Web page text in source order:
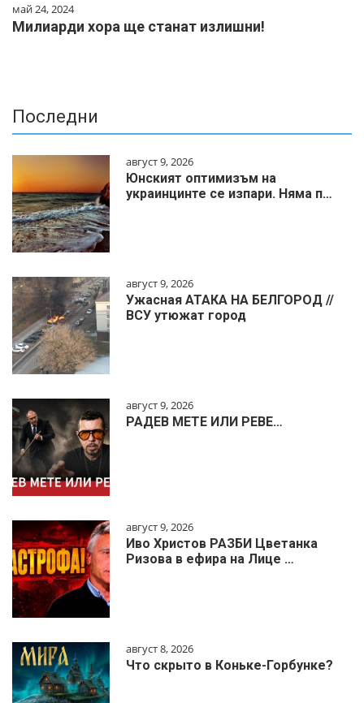
май 24, 2024
Милиарди хора ще станат излишни!
Последни
август 9, 2026
Юнският оптимизъм на
украинцинте се изпари. Няма п…
август 9, 2026
Ужасная АТАКА НА БЕЛГОРОД //
ВСУ утюжат город
август 9, 2026
РАДЕВ МЕТЕ ИЛИ РЕВЕ…
август 9, 2026
Иво Христов РАЗБИ Цветанка
Ризова в ефира на Лице …
август 8, 2026
Что скрыто в Коньке-Горбунке?